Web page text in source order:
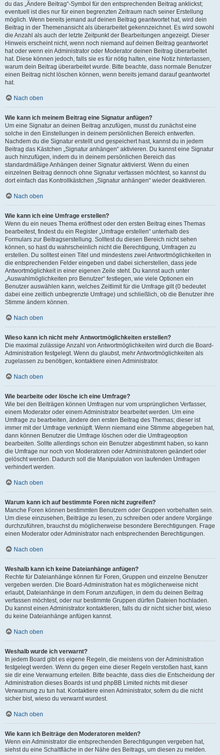
du das „Ändere Beitrag“-Symbol für den entsprechenden Beitrag anklickst;
eventuell ist dies nur für einen begrenzten Zeitraum nach seiner Erstellung
möglich. Wenn bereits jemand auf deinen Beitrag geantwortet hat, wird dein
Beitrag in der Themenansicht als überarbeitet gekennzeichnet. Es wird sowohl
die Anzahl als auch der letzte Zeitpunkt der Bearbeitungen angezeigt. Dieser
Hinweis erscheint nicht, wenn noch niemand auf deinen Beitrag geantwortet
hat oder wenn ein Administrator oder Moderator deinen Beitrag überarbeitet
hat. Diese können jedoch, falls sie es für nötig halten, eine Notiz hinterlassen,
warum dein Beitrag überarbeitet wurde. Bitte beachte, dass normale Benutzer
einen Beitrag nicht löschen können, wenn bereits jemand darauf geantwortet
hat.
Nach oben
Wie kann ich meinem Beitrag eine Signatur anfügen?
Um eine Signatur an deinen Beitrag anzufügen, musst du zunächst eine
solche in den Einstellungen in deinem persönlichen Bereich entwerfen.
Nachdem du die Signatur erstellt und gespeichert hast, kannst du in jedem
Beitrag das Kästchen „Signatur anhängen“ aktivieren. Du kannst eine Signatur
auch hinzufügen, indem du in deinem persönlichen Bereich das
standardmäßige Anhängen deiner Signatur aktivierst. Wenn du einen
einzelnen Beitrag dennoch ohne Signatur verfassen möchtest, so kannst du
dort einfach das Kontrollkästchen „Signatur anhängen“ wieder deaktivieren.
Nach oben
Wie kann ich eine Umfrage erstellen?
Wenn du ein neues Thema eröffnest oder den ersten Beitrag eines Themas
bearbeitest, findest du ein Register „Umfrage erstellen“ unterhalb des
Formulars zur Beitragserstellung. Solltest du diesen Bereich nicht sehen
können, so hast du wahrscheinlich nicht die Berechtigung, Umfragen zu
erstellen. Du solltest einen Titel und mindestens zwei Antwortmöglichkeiten in
die entsprechenden Felder eingeben und dabei sicherstellen, dass jede
Antwortmöglichkeit in einer eigenen Zeile steht. Du kannst auch unter
„Auswahlmöglichkeiten pro Benutzer“ festlegen, wie viele Optionen ein
Benutzer auswählen kann, welches Zeitlimit für die Umfrage gilt (0 bedeutet
dabei eine zeitlich unbegrenzte Umfrage) und schließlich, ob die Benutzer ihre
Stimme ändern können.
Nach oben
Wieso kann ich nicht mehr Antwortmöglichkeiten erstellen?
Die maximal zulässige Anzahl von Antwortmöglichkeiten wird durch die Board-
Administration festgelegt. Wenn du glaubst, mehr Antwortmöglichkeiten als
zugelassen zu benötigen, kontaktiere einen Administrator.
Nach oben
Wie bearbeite oder lösche ich eine Umfrage?
Wie bei den Beiträgen können Umfragen nur vom ursprünglichen Verfasser,
einem Moderator oder einem Administrator bearbeitet werden. Um eine
Umfrage zu bearbeiten, ändere den ersten Beitrag des Themas; dieser ist
immer mit der Umfrage verknüpft. Wenn niemand eine Stimme abgegeben hat,
dann können Benutzer die Umfrage löschen oder die Umfrageoption
bearbeiten. Sollte allerdings schon ein Benutzer abgestimmt haben, so kann
die Umfrage nur noch von Moderatoren oder Administratoren geändert oder
gelöscht werden. Dadurch soll die Manipulation von laufenden Umfragen
verhindert werden.
Nach oben
Warum kann ich auf bestimmte Foren nicht zugreifen?
Manche Foren können bestimmten Benutzern oder Gruppen vorbehalten sein.
Um diese einzusehen, Beiträge zu lesen, zu schreiben oder andere Vorgänge
durchzuführen, brauchst du möglicherweise besondere Berechtigungen. Frage
einen Moderator oder Administrator nach entsprechenden Berechtigungen.
Nach oben
Weshalb kann ich keine Dateianhänge anfügen?
Rechte für Dateianhänge können für Foren, Gruppen und einzelne Benutzer
vergeben werden. Die Board-Administration hat es möglicherweise nicht
erlaubt, Dateianhänge in dem Forum anzufügen, in dem du deinen Beitrag
verfassen möchtest, oder nur bestimmte Gruppen dürfen Dateien hochladen.
Du kannst einen Administrator kontaktieren, falls du dir nicht sicher bist, wieso
du keine Dateianhänge anfügen kannst.
Nach oben
Weshalb wurde ich verwarnt?
In jedem Board gibt es eigene Regeln, die meistens von der Administration
festgelegt werden. Wenn du gegen eine dieser Regeln verstoßen hast, kann
sie dir eine Verwarnung erteilen. Bitte beachte, dass dies die Entscheidung der
Administration dieses Boards ist und phpBB Limited nichts mit dieser
Verwarnung zu tun hat. Kontaktiere einen Administrator, sofern du die nicht
sicher bist, wieso du verwarnt wurdest.
Nach oben
Wie kann ich Beiträge den Moderatoren melden?
Wenn ein Administrator die entsprechenden Berechtigungen vergeben hat,
siehst du eine Schaltfläche in der Nähe des Beitrags, um diesen zu melden.